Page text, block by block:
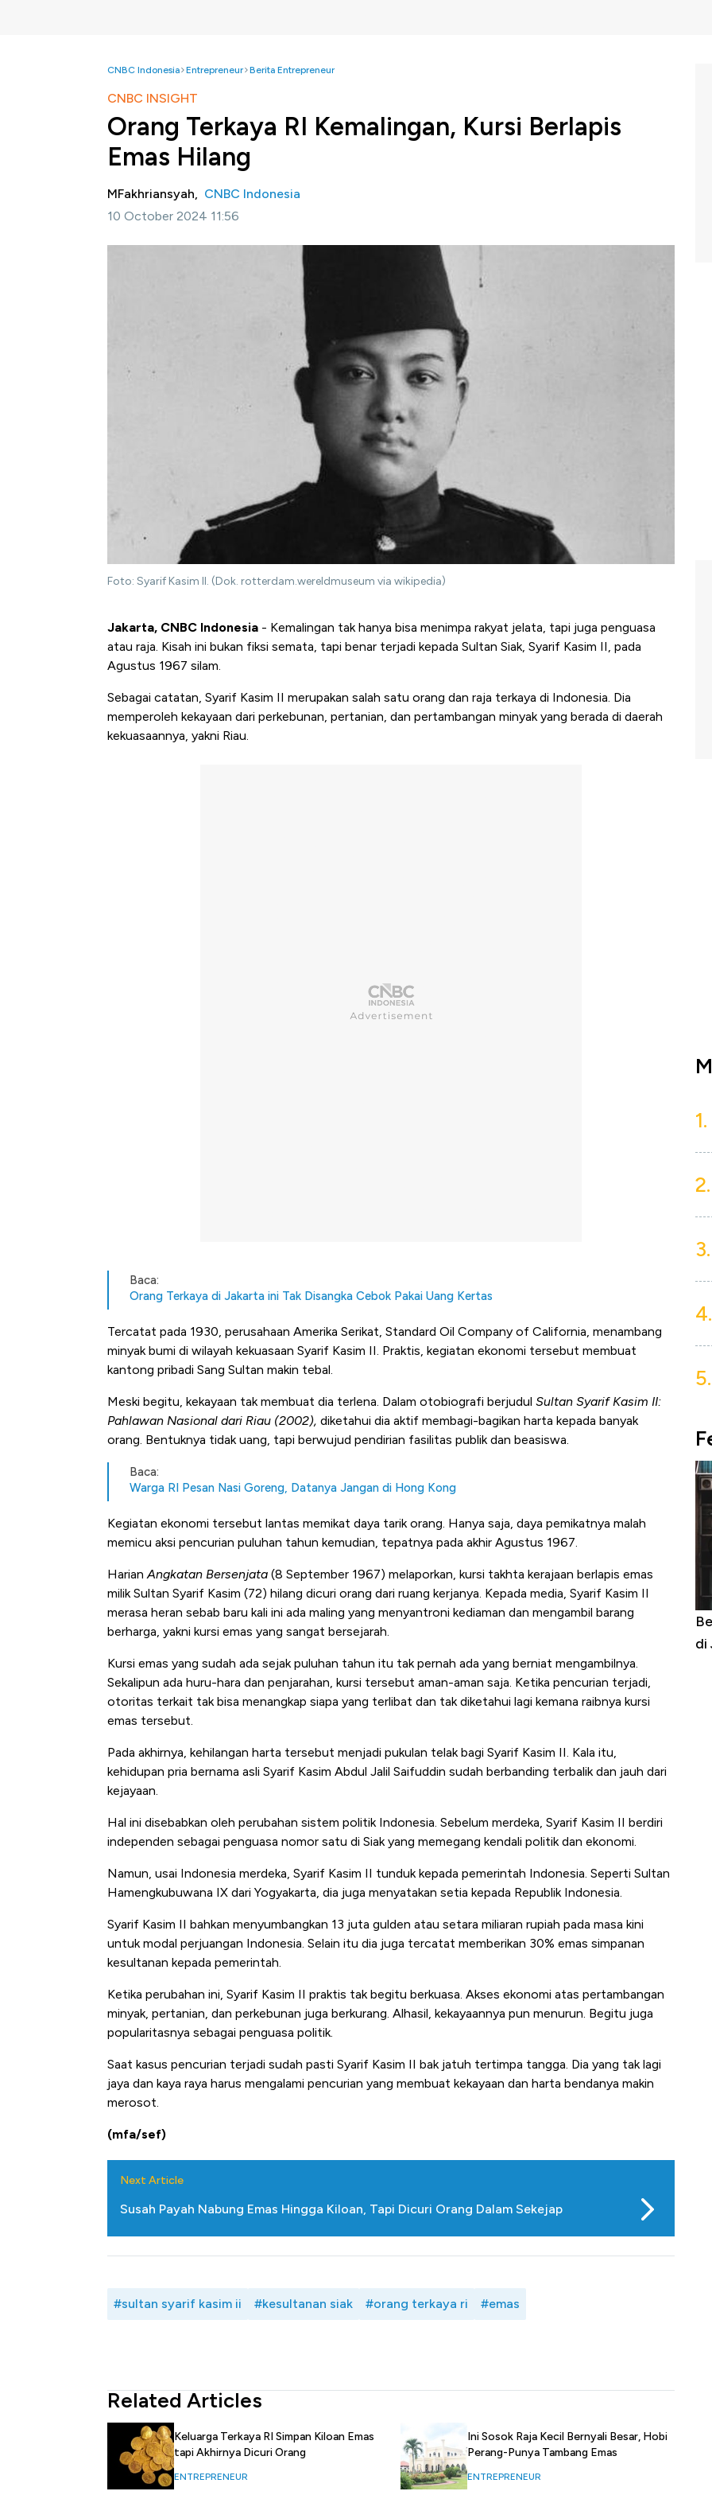
CNBC Indonesia Entrepreneur Berita Entrepreneur
CNBC INSIGHT
Orang Terkaya RI Kemalingan, Kursi Berlapis
Emas Hilang
MFakhriansyah, CNBC Indonesia
10 October 2024 11:56
Foto: Syarif Kasim II. (Dok. rotterdam.wereldmuseum via wikipedia)
Jakarta, CNBC Indonesia - Kemalingan tak hanya bisa menimpa rakyat jelata, tapi juga penguasa
atau raja. Kisah ini bukan fiksi semata, tapi benar terjadi kepada Sultan Siak, Syarif Kasim II, pada
Agustus 1967 silam.
Sebagai catatan, Syarif Kasim II merupakan salah satu orang dan raja terkaya di Indonesia. Dia
memperoleh kekayaan dari perkebunan, pertanian, dan pertambangan minyak yang berada di daerah
kekuasaannya, yakni Riau.
Baca:
Orang Terkaya di Jakarta ini Tak Disangka Cebok Pakai Uang Kertas
Tercatat pada 1930, perusahaan Amerika Serikat, Standard Oil Company of California, menambang
minyak bumi di wilayah kekuasaan Syarif Kasim II. Praktis, kegiatan ekonomi tersebut membuat
kantong pribadi Sang Sultan makin tebal.
Meski begitu, kekayaan tak membuat dia terlena. Dalam otobiografi berjudul Sultan Syarif Kasim II:
Pahlawan Nasional dari Riau (2002), diketahui dia aktif membagi-bagikan harta kepada banyak
orang. Bentuknya tidak uang, tapi berwujud pendirian fasilitas publik dan beasiswa.
Baca:
Warga RI Pesan Nasi Goreng, Datanya Jangan di Hong Kong
Kegiatan ekonomi tersebut lantas memikat daya tarik orang. Hanya saja, daya pemikatnya malah
memicu aksi pencurian puluhan tahun kemudian, tepatnya pada akhir Agustus 1967.
HarianAngkatan Bersenjata (8 September 1967) melaporkan, kursi takhta kerajaan berlapis emas
milik Sultan Syarif Kasim (72) hilang dicuri orang dari ruang kerjanya. Kepada media, Syarif Kasim II
merasa heran sebab baru kali ini ada maling yang menyantroni kediaman dan mengambil barang
berharga, yakni kursi emas yang sangat bersejarah.
Kursi emas yang sudah ada sejak puluhan tahun itu tak pernah ada yang berniat mengambilnya.
Sekalipun ada huru-hara dan penjarahan, kursi tersebut aman-aman saja. Ketika pencurian terjadi,
otoritas terkait tak bisa menangkap siapa yang terlibat dan tak diketahui lagi kemana raibnya kursi
emas tersebut.
Pada akhirnya, kehilangan harta tersebut menjadi pukulan telak bagi Syarif Kasim II. Kala itu,
kehidupan pria bernama asli Syarif Kasim Abdul Jalil Saifuddin sudah berbanding terbalik dan jauh dari
kejayaan.
Hal ini disebabkan oleh perubahan sistem politik Indonesia. Sebelum merdeka, Syarif Kasim II berdiri
independen sebagai penguasa nomor satu di Siak yang memegang kendali politik dan ekonomi.
Namun, usai Indonesia merdeka, Syarif Kasim II tunduk kepada pemerintah Indonesia. Seperti Sultan
Hamengkubuwana IX dari Yogyakarta, dia juga menyatakan setia kepada Republik Indonesia.
Syarif Kasim II bahkan menyumbangkan 13 juta gulden atau setara miliaran rupiah pada masa kini
untuk modal perjuangan Indonesia. Selain itu dia juga tercatat memberikan 30% emas simpanan
kesultanan kepada pemerintah.
Ketika perubahan ini, Syarif Kasim II praktis tak begitu berkuasa. Akses ekonomi atas pertambangan
minyak, pertanian, dan perkebunan juga berkurang. Alhasil, kekayaannya pun menurun. Begitu juga
popularitasnya sebagai penguasa politik.
Saat kasus pencurian terjadi sudah pasti Syarif Kasim II bak jatuh tertimpa tangga. Dia yang tak lagi
jaya dan kaya raya harus mengalami pencurian yang membuat kekayaan dan harta bendanya makin
merosot.
(mfa/sef)
Next Article
Susah Payah Nabung Emas Hingga Kiloan, Tapi Dicuri Orang Dalam Sekejap
#sultan syarif kasim ii #kesultanan siak #orang terkaya ri #emas
Related Articles
Keluarga Terkaya RI Simpan Kiloan Emas
tapi Akhirnya Dicuri Orang
ENTREPRENEUR
Ini Sosok Raja Kecil Bernyali Besar, Hobi
Perang-Punya Tambang Emas
ENTREPRENEUR
1.
2.
3.
4.
5.
Begini Cara Korsel atasi Panas Tanpa AC